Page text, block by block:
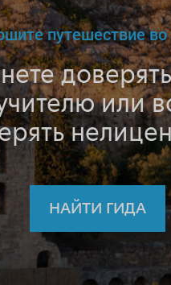
путешествие
или
НАЙТИ ГИДА